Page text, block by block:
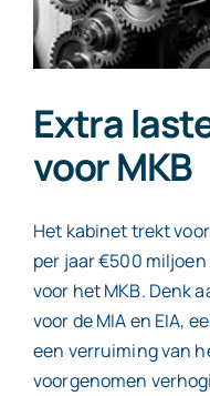
Extra
voor MKB
Het kabinet trekt
per jaar €500
voor het MKB. Denk
voor de MIA en EIA,
een verruiming van
voorgenomen